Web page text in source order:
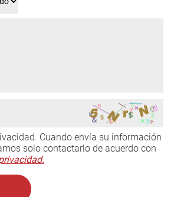
Cuando envía su información
solo contactarlo de acuerdo con